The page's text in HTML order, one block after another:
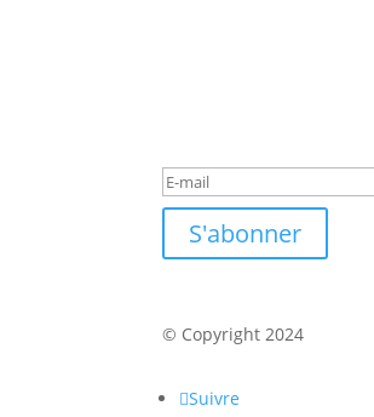
S'abonner
© Copyright 2024
Suivre